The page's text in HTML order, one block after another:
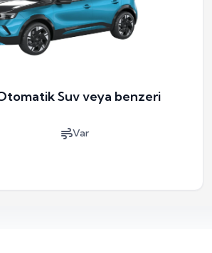
Suv veya benzeri
Var